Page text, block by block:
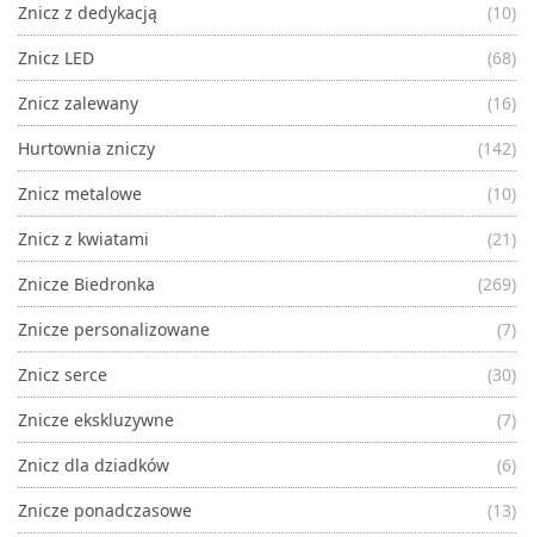
Znicz z dedykacją
(10)
Znicz LED
(68)
Znicz zalewany
(16)
Hurtownia zniczy
(142)
Znicz metalowe
(10)
Znicz z kwiatami
(21)
Znicze Biedronka
(269)
Znicze personalizowane
(7)
Znicz serce
(30)
Znicze ekskluzywne
(7)
Znicz dla dziadków
(6)
Znicze ponadczasowe
(13)